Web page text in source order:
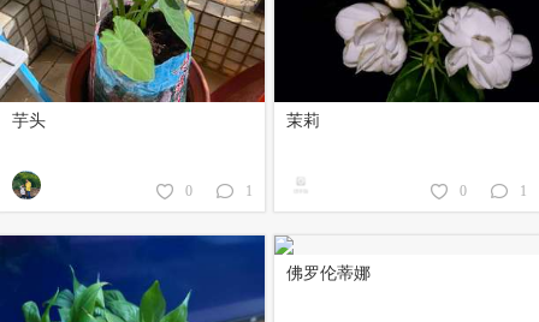
芋头
0 1
茉莉
0 1
佛罗伦蒂娜